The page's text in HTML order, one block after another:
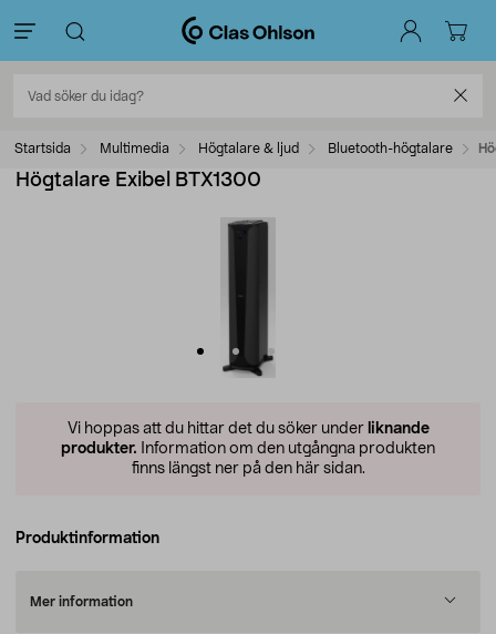
Startsida Multimedia Högtalare & ljud Bluetooth-högtalare
Högtalare Exibel BTX1300
Vi hoppas att du hittar det du söker under liknande
produkter. Information om den utgångna produkten
finns längst ner på den här sidan.
Produktinformation
Mer information